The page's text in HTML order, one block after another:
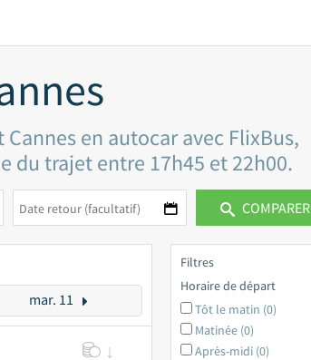
en autocar avec FlixBus,
du trajet entre 17h45 et 22h00.
COMPARER
mar. 11
Filtres
Horaire de départ
Tôt le matin (0)
Matinée (0)
Après-midi (0)